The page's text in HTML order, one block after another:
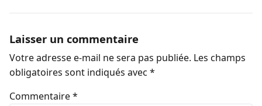
Laisser un commentaire
Votre adresse e-mail ne sera pas publiée. Les champs
obligatoires sont indiqués avec *
Commentaire*